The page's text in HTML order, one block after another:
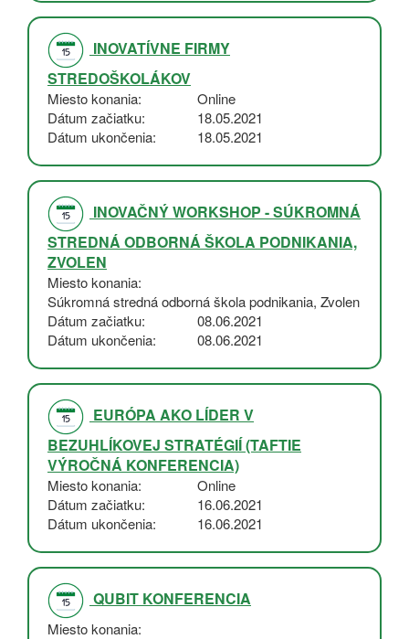
INOVATÍVNE FIRMY
STREDOŠKOLÁKOV
Miesto konania
Online
Dátum začiatku
18.05.2021
Dátum ukončenia
18.05.2021
INOVAČNÝ WORKSHOP - SÚKROMNÁ
STREDNÁ ODBORNÁ ŠKOLA PODNIKANIA,
ZVOLEN
Miesto konania
Súkromná stredná odborná škola podnikania, Zvolen
Dátum začiatku
08.06.2021
Dátum ukončenia
08.06.2021
EURÓPA AKO LÍDER V
BEZUHLÍKOVEJ STRATÉGIÍ (TAFTIE
VÝROČNÁ KONFERENCIA)
Miesto konania
Online
Dátum začiatku
16.06.2021
Dátum ukončenia
16.06.2021
QUBIT KONFERENCIA
Miesto konania